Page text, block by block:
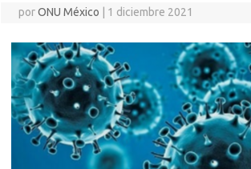
porONU México 1 diciembre 2021